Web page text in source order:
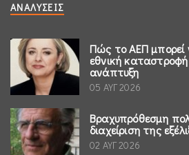
ΑΝΑΛΎΣΕΙΣ
Πώς το ΑΕΠ μπορεί
εθνική
ανάπτυξη
05 ΑΥΓ 2026
Βραχυπρόθεσμη
διαχείριση της
02 ΑΥΓ 2026